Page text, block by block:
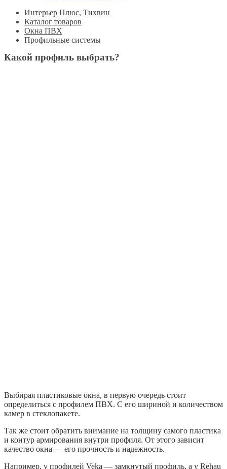
Интерьер Плюс, Тихвин
Каталог товаров
Окна ПВХ
Профильные системы
Какой профиль выбрать?
Выбирая пластиковые окна, в первую очередь стоит
определиться с профилем ПВХ. С его шириной и количеством
камер в стеклопакете.
Так же стоит обратить внимание на толщину самого пластика
и контур армирования внутри профиля. От этого зависит
качество окна — его прочность и надежность.
Например, у профилей Veka — замкнутый профиль, а у Rehau